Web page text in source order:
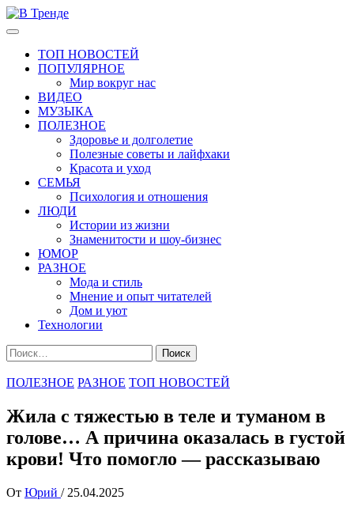
Перейти
к
Основное
ТОП НОВОСТЕЙ
ПОПУЛЯРНОЕ
Мир вокруг нас
ВИДЕО
МУЗЫКА
ПОЛЕЗНОЕ
Здоровье и долголетие
Полезные советы и лайфхаки
Красота и уход
СЕМЬЯ
Психология и отношения
ЛЮДИ
Истории из жизни
Знаменитости и шоу-бизнес
ЮМОР
РАЗНОЕ
Мода и стиль
Мнение и опыт читателей
Дом и уют
Технологии
Найти:
ПОЛЕЗНОЕ РАЗНОЕ ТОП НОВОСТЕЙ
Жила с тяжестью в теле и туманом в
голове… А причина оказалась в густой
крови! Что помогло — рассказываю
От Юрий / 25.04.2025